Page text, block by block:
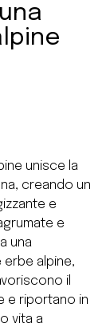
unisce la
creando un
e
e
una
erbe alpine,
il
e riportano in
vita a